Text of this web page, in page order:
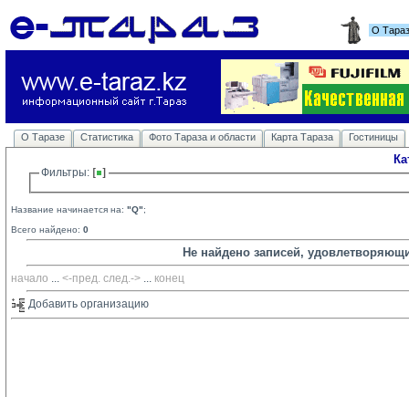
О
О Таразе Статистика Фото Тараза и области Карта Тараза Гостиницы
Фильтры:
Название начинается на: "Q";
Всего найдено: 0
Не найдено записей,
начало ... <-пред. след.-> ... конец
Добавить организацию